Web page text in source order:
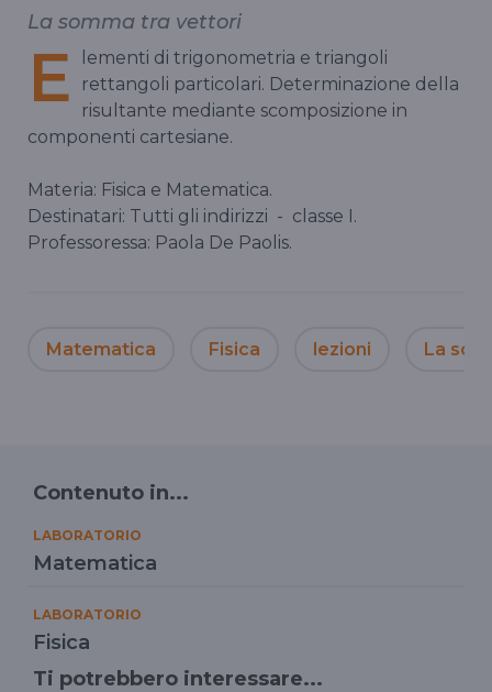
La somma tra vettori
E
lementi di trigonometria e triangoli
rettangoli particolari. Determinazione della
risultante mediante scomposizione in
componenti cartesiane.
Materia: Fisica e Matematica.
Destinatari: Tutti gli indirizzi - classe I.
Professoressa: Paola De Paolis.
Matematica Fisica lezioni La
Contenuto in...
LABORATORIO
Matematica
LABORATORIO
Fisica
Ti potrebbero interessare...